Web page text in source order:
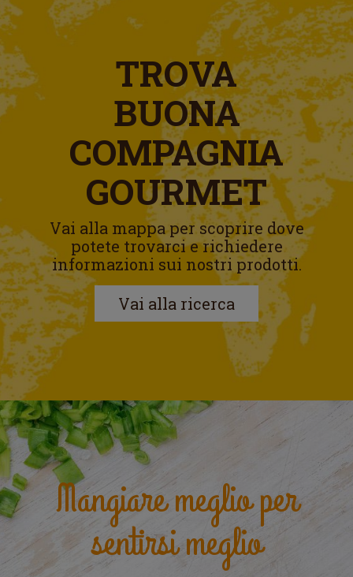
TROVA
BUONA
COMPAGNIA
GOURMET
Vai alla mappa per scoprire dove
potete trovarci e richiedere
informazioni sui nostri prodotti.
Vai alla ricerca
Mangiare meglio per
sentirsi meglio